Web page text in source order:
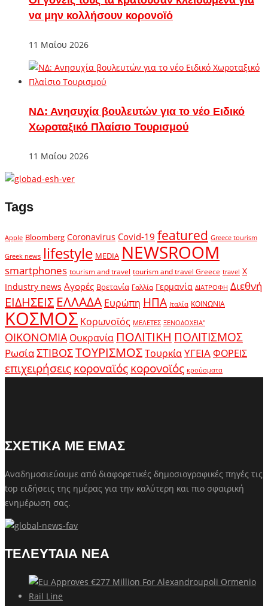
να μην κολλήσουν κορονοϊό
11 Μαΐου 2026
ΝΔ: Ανησυχία βουλευτών για το νέο Ειδικό
Χωροταξικό Πλαίσιο Τουρισμού
11 Μαΐου 2026
Tags
Apple Bloomberg Coronavirus Covid-19 featured Greece tourism
Greek news lifestyle MEDIA NEWSROOM
smartphones tourism and travel tourism and travel Greece travel X
Industry news Αγορές Βρετανία Γαλλία Γερμανία ΔΙΑΤΡΟΦΗ Διεθνή
ΕΙΔΗΣΕΙΣ ΕΛΛΑΔΑ Ευρώπη ΗΠΑ Ιταλία ΚΟΙΝΩΝΙΑ
ΚΟΣΜΟΣ Κορωνοϊός ΜΕΛΕΤΕΣ ΞΕΝΟΔΟΧΕΙΑ"
ΟΙΚΟΝΟΜΙΑ Ουκρανία ΠΟΛΙΤΙΚΗ ΠΟΛΙΤΙΣΜΟΣ
ΡωσίαΣΤΙΒΟΣΤΟΥΡΙΣΜΟΣΤουρκίαΥΓΕΙΑΦΟΡΕΙΣ
επιχειρήσειςκοροναϊόςκορονοϊός κρούσματα
ΣΧΕΤΙΚΑ ΜΕ ΕΜΑΣ
Αναδημοσιεύουμε από διαφορετικές δημοσιογραφικές πηγές τις
top ειδήσεις της ημέρας για την καλύτερη και πιο σφαιρική
ενημέρωση σας.
ΤΕΛΕΥΤΑΙΑ ΝΕΑ